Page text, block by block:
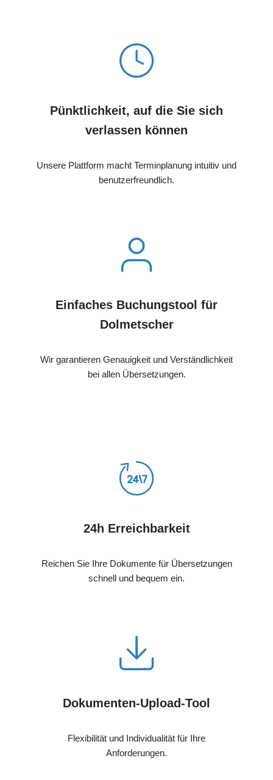
Pünktlichkeit, auf die Sie sich
verlassen können
Unsere Plattform macht Terminplanung intuitiv und
benutzerfreundlich.
Einfaches Buchungstool für
Dolmetscher
Wir garantieren Genauigkeit und Verständlichkeit
bei allen Übersetzungen.
24h Erreichbarkeit
Reichen Sie Ihre Dokumente für Übersetzungen
schnell und bequem ein.
Dokumenten-Upload-Tool
Flexibilität und Individualität für Ihre
Anforderungen.